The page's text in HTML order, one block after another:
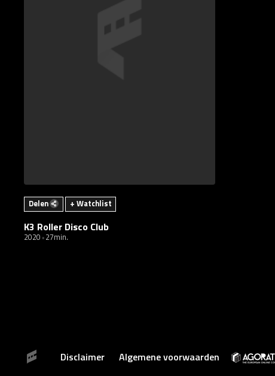
Delen + Watchlist
K3 Roller Disco Club
2020 27min.
Disclaimer Algemene voorwaarden